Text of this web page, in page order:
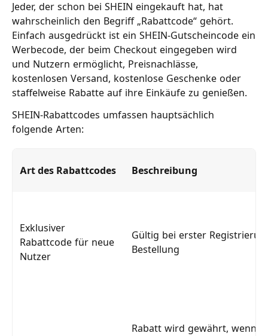
Jeder, der schon bei SHEIN eingekauft hat, hat
wahrscheinlich den Begriff „Rabattcode“ gehört.
Einfach ausgedrückt ist ein SHEIN-Gutscheincode ein
Werbecode, der beim Checkout eingegeben wird
und Nutzern ermöglicht, Preisnachlässe,
kostenlosen Versand, kostenlose Geschenke oder
staffelweise Rabatte auf ihre Einkäufe zu genießen.
SHEIN-Rabattcodes umfassen hauptsächlich
folgende Arten:
Art des Rabattcodes Beschreibung
Exklusiver
Rabattcode für neue
Nutzer
Gültig bei erster
Bestellung
Rabatt wird gewährt, wenn